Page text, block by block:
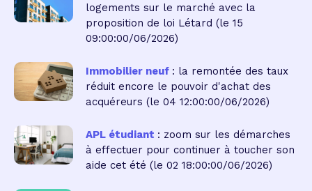
logements sur le marché avec la
proposition de loi Létard (le 15
09:00:00/06/2026)
Immobilier neuf : la remontée des taux
réduit encore le pouvoir d'achat des
acquéreurs (le 04 12:00:00/06/2026)
APL étudiant : zoom sur les démarches
à effectuer pour continuer à toucher son
aide cet été (le 02 18:00:00/06/2026)